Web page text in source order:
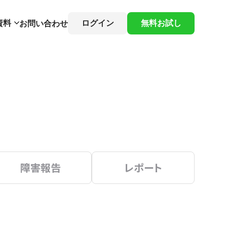
料 お問い合わせ ログイン 無料お試し
障害報告 レポート